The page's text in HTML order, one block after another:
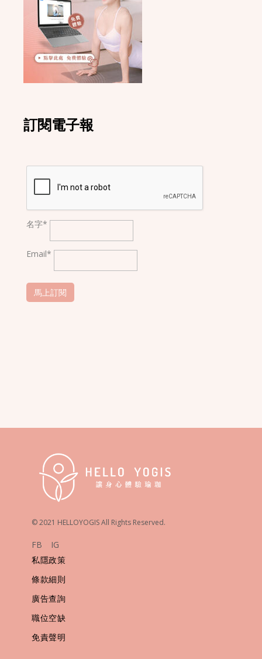
訂閱電子報
名字*
Email*
© 2021 HELLOYOGIS All Rights Reserved.
FB
IG
私隱政策
條款細則
廣告查詢
職位空缺
免責聲明